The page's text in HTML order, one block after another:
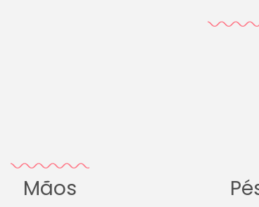
Mãos